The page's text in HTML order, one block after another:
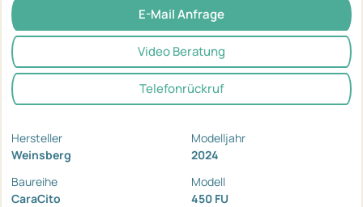
E-Mail Anfrage
Video Beratung
Telefonrückruf
Hersteller
Weinsberg
Modelljahr
2024
Baureihe
CaraCito
Modell
450 FU